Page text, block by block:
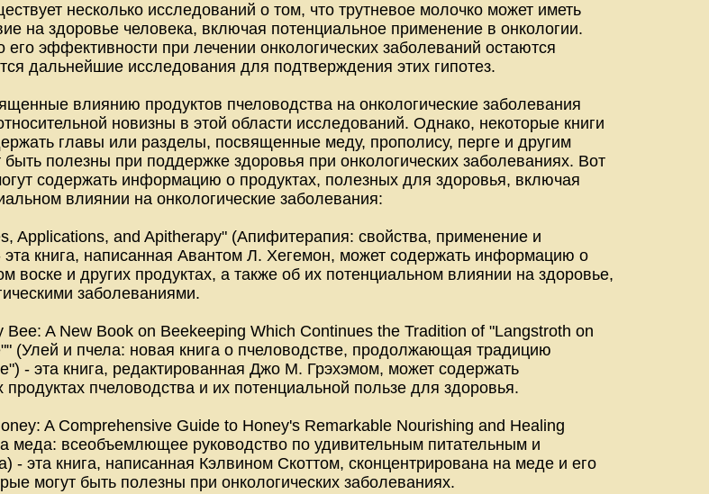
несколько исследований о том, что трутневое молочко может иметь
на здоровье человека, включая потенциальное применение в онкологии.
эффективности при лечении онкологических заболеваний остаются
дальнейшие исследования для подтверждения этих гипотез.
влиянию продуктов пчеловодства на онкологические заболевания
новизны в этой области исследований. Однако, некоторые книги
главы или разделы, посвященные меду, прополису, перге и другим
быть полезны при поддержке здоровья при онкологических заболеваниях. Вот
содержать информацию о продуктах, полезных для здоровья, включая
влиянии на онкологические заболевания:
Applications, and Apitherapy" (Апифитерапия: свойства, применение и
эта книга, написанная Авантом Л. Хегемон, может содержать информацию о
воске и других продуктах, а также об их потенциальном влиянии на здоровье,
заболеваниями.
Bee: A New Book on Beekeeping Which Continues the Tradition of "Langstroth on
(Улей и пчела: новая книга о пчеловодстве, продолжающая традицию
- эта книга, редактированная Джо М. Грэхэмом, может содержать
пчеловодства и их потенциальной пользе для здоровья.
A Comprehensive Guide to Honey's Remarkable Nourishing and Healing
меда: всеобъемлющее руководство по удивительным питательным и
- эта книга, написанная Кэлвином Скоттом, сконцентрирована на меде и его
могут быть полезны при онкологических заболеваниях.